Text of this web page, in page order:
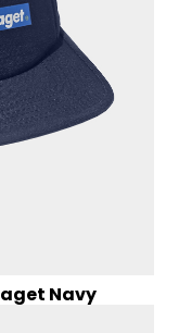
Navy